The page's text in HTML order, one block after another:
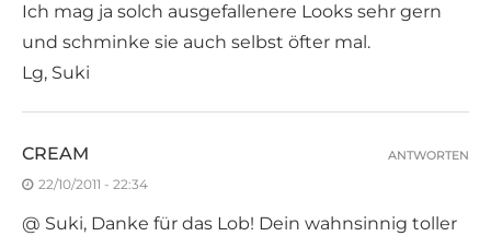
Ich mag ja solch ausgefallenere Looks sehr gern
und schminke sie auch selbst öfter mal.
Lg, Suki
CREAM
22/10/2011 - 22:34
@ Suki, Danke für das Lob! Dein wahnsinnig toller
ANTWORTEN